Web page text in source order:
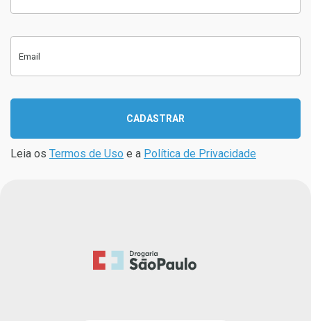
Email
CADASTRAR
Leia os Termos de Uso e a Política de Privacidade